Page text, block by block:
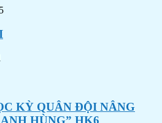
KỲ QUÂN ĐỘI NÂNG
HÙNG” HK6